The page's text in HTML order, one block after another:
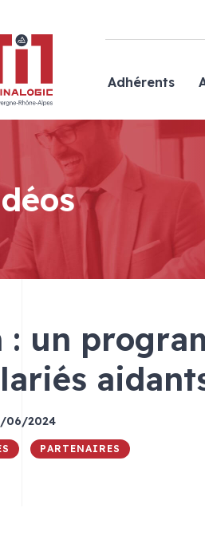
Adhérents
Minalogic
un
06/2024
PARTENAIRES